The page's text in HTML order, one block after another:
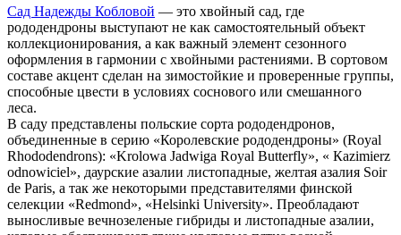
Сад Надежды Кобловой — это хвойный сад, где
рододендроны выступают не как самостоятельный объект
коллекционирования, а как важный элемент сезонного
оформления в гармонии с хвойными растениями. В сортовом
составе акцент сделан на зимостойкие и проверенные группы,
способные цвести в условиях соснового или смешанного
леса.
В саду представлены польские сорта рододендронов,
объединенные в серию «Королевские рододендроны» (Royal
Rhododendrons): «Krolowa Jadwiga Royal Butterfly», « Кazimierz
odnowiciel», даурские азалии листопадные, желтая азалия Soir
de Paris, а так же некоторыми представителями финской
селекции «Redmond», «Helsinki University». Преобладают
выносливые вечнозеленые гибриды и листопадные азалии,